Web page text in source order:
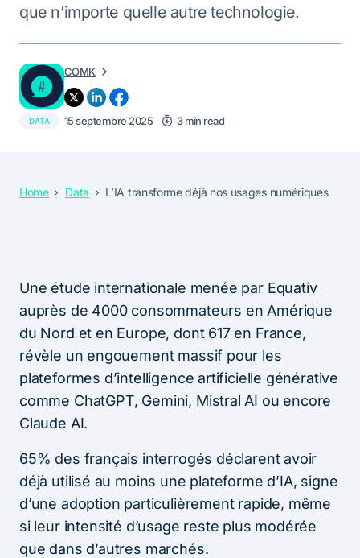
que n’importe quelle autre technologie.
COMK
DATA 15 septembre 2025 3 min read
Home Data L’IA transforme déjà nos usages numériques
Une étude internationale menée par Equativ
auprès de 4000 consommateurs en Amérique
du Nord et en Europe, dont 617 en France,
révèle un engouement massif pour les
plateformes d’intelligence artificielle générative
comme ChatGPT, Gemini, Mistral AI ou encore
Claude AI.
65% des français interrogés déclarent avoir
déjà utilisé au moins une plateforme d’IA, signe
d’une adoption particulièrement rapide, même
si leur intensité d’usage reste plus modérée
que dans d’autres marchés.